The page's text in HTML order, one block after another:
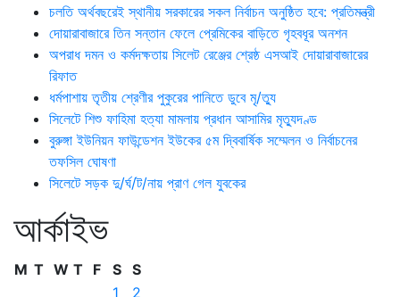
চলতি অর্থবছরেই স্থানীয় সরকারের সকল নির্বাচন অনুষ্ঠিত হবে: প্রতিমন্ত্রী
দোয়ারাবাজারে তিন সন্তান ফেলে প্রেমিকের বাড়িতে গৃহবধূর অনশন
অপরাধ দমন ও কর্মদক্ষতায় সিলেট রেঞ্জের শ্রেষ্ঠ এসআই দোয়ারাবাজারের
রিফাত
ধর্মপাশায় তৃতীয় শ্রেণীর পুকুরের পানিতে ডুবে মৃ/ত্যু
সিলেটে শিশু ফাহিমা হত্যা মামলায় প্রধান আসামির মৃত্যুদণ্ড
বুরুঙ্গা ইউনিয়ন ফাউন্ডেশন ইউকের ৫ম দ্বিবার্ষিক সম্মেলন ও নির্বাচনের
তফসিল ঘোষণা
সিলেটে সড়ক দু/র্ঘ/ট/নায় প্রাণ গেল যুবকের
আর্কাইভ
M T W T F S S
1
2